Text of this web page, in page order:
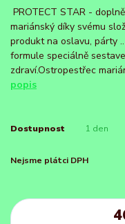
PROTECT STAR -
mariánský díky svému
produkt na oslavu, párty
formule speciálně
zdraví.Ostropestřec
popis
Dostupnost 1 den
Nejsme plátci DPH